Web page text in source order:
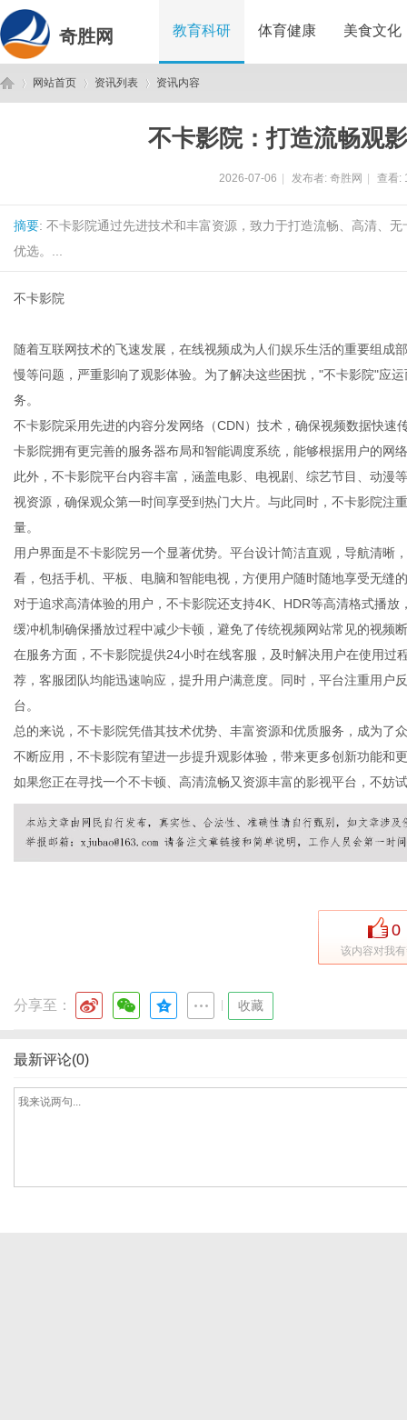
奇胜网 教育科研 体育健康 美食文化
网站首页 资讯列表 资讯内容
不卡影院：打造流畅观
2026-07-06 发布者: 奇胜网 查看:
摘要: 不卡影院通过先进技术和丰富资源，致力于打造流畅、高清、
优选。...
不卡影院
随着互联网技术的飞速发展，在线视频成为人们娱乐生活的重要组成
慢等问题，严重影响了观影体验。为了解决这些困扰，"不卡影院"应
务。
不卡影院采用先进的内容分发网络（CDN）技术，确保视频数据快
卡影院拥有更完善的服务器布局和智能调度系统，能够根据用户的网
此外，不卡影院平台内容丰富，涵盖电影、电视剧、综艺节目、动漫
视资源，确保观众第一时间享受到热门大片。与此同时，不卡影院注
量。
用户界面是不卡影院另一个显著优势。平台设计简洁直观，导航清晰
看，包括手机、平板、电脑和智能电视，方便用户随时随地享受无缝
对于追求高清体验的用户，不卡影院还支持4K、HDR等高清格式播
缓冲机制确保播放过程中减少卡顿，避免了传统视频网站常见的视频
在服务方面，不卡影院提供24小时在线客服，及时解决用户在使用
荐，客服团队均能迅速响应，提升用户满意度。同时，平台注重用户
台。
总的来说，不卡影院凭借其技术优势、丰富资源和优质服务，成为了
不断应用，不卡影院有望进一步提升观影体验，带来更多创新功能和
如果您正在寻找一个不卡顿、高清流畅又资源丰富的影视平台，不妨
0
该内容对我
分享至： 收藏
最新评论(0)